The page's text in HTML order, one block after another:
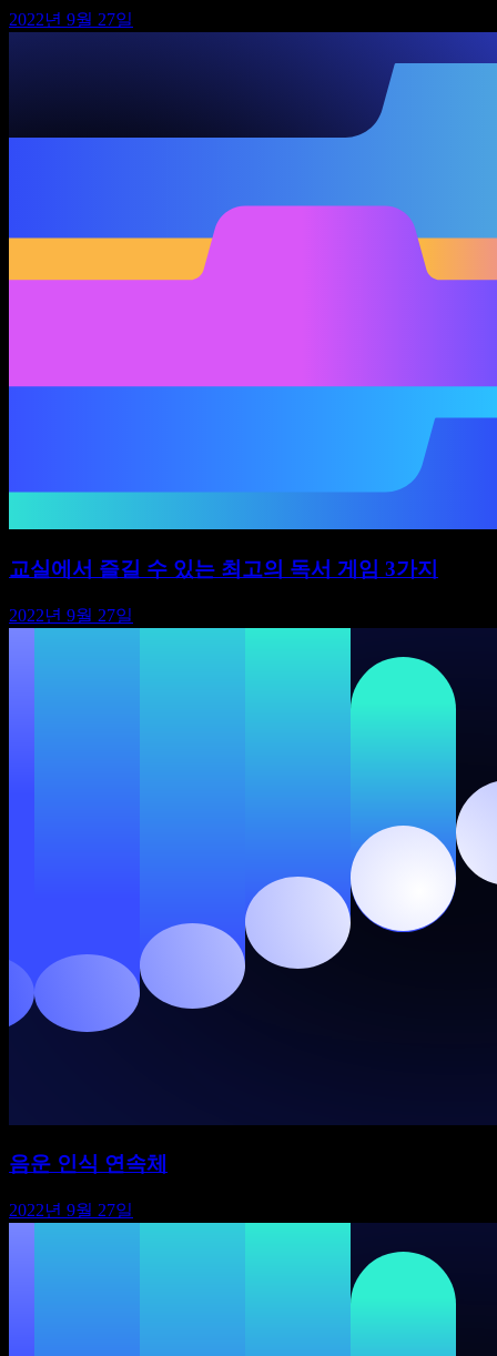
2022년 9월 27일
교실에서 즐길 수 있는 최고의 독서 게임 3가지
2022년 9월 27일
음운 인식 연속체
2022년 9월 27일